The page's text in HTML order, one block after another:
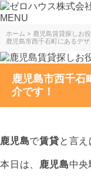
MENU
ホーム
鹿児島賃貸探しお
鹿児島市西千石町にあるデ
鹿児島市西千石
介です！
鹿児島で賃貸と言
本日は、 鹿児島中央